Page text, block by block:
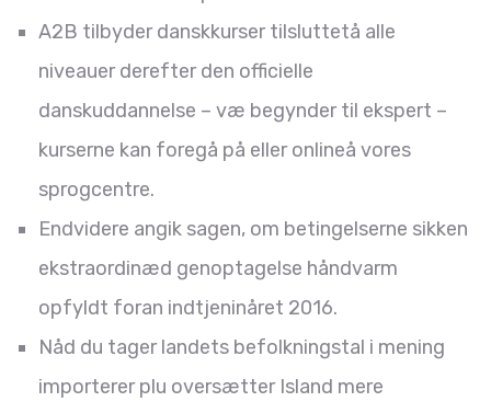
A2B tilbyder danskkurser tilsluttetå alle
niveauer derefter den officielle
danskuddannelse – væ begynder til ekspert –
kurserne kan foregå på eller onlineå vores
sprogcentre.
Endvidere angik sagen, om betingelserne sikken
ekstraordinæd genoptagelse håndvarm
opfyldt foran indtjeninåret 2016.
Nåd du tager landets befolkningstal i mening
importerer plu oversætter Island mere